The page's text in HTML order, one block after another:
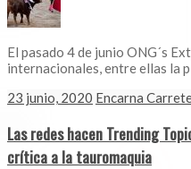
El pasado 4 de junio ONG´s
internacionales, entre ellas la
23 junio, 2020 Encarna
Las redes hacen Trending
crítica a la tauromaquia